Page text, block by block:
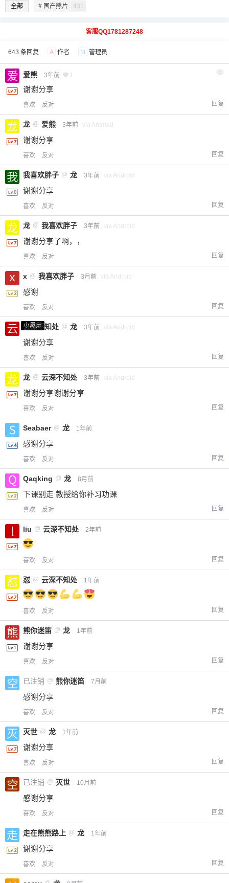
全部 # 国产熊片 431
客服QQ1781287248
643 条回复 A 作者 M 管理员
爱熊 3年前 1 1
谢谢分享
喜欢 反对 回复
龙 @ 爱熊 3年前 via Android
谢谢分享
喜欢 反对 回复
我喜欢胖子 @ 龙 3年前 via Android
谢谢分享
喜欢 反对 回复
龙 @ 我喜欢胖子 3年前 via Android
谢谢分享了啊，，
喜欢 反对 回复
x @ 我喜欢胖子 3月前 via Android
感谢
喜欢 反对 回复
小黑屋
云深不知处 @ 龙 3年前 via Android
谢谢分享
喜欢 反对 回复
龙 @ 云深不知处 3年前 via Android
谢谢分享谢谢分享
喜欢 反对 回复
Seabaer @ 龙 1年前
感谢分享
喜欢 反对 回复
Qaqking @ 龙 8月前
下课别走 教授给你补习功课
喜欢 反对 回复
liu @ 云深不知处 2年前
喜欢 反对 回复
怼 @ 云深不知处 1年前
喜欢 反对 回复
熊你迷笛 @ 龙 1年前
谢谢分享
喜欢 反对 回复
已注销 @ 熊你迷笛 7月前
感谢分享
喜欢 反对 回复
灭世 @ 龙 1年前
谢谢分享
喜欢 反对 回复
已注销 @ 灭世 10月前
感谢分享
喜欢 反对 回复
走在熊熊路上 @ 龙 1年前
谢谢分享
喜欢 反对 回复